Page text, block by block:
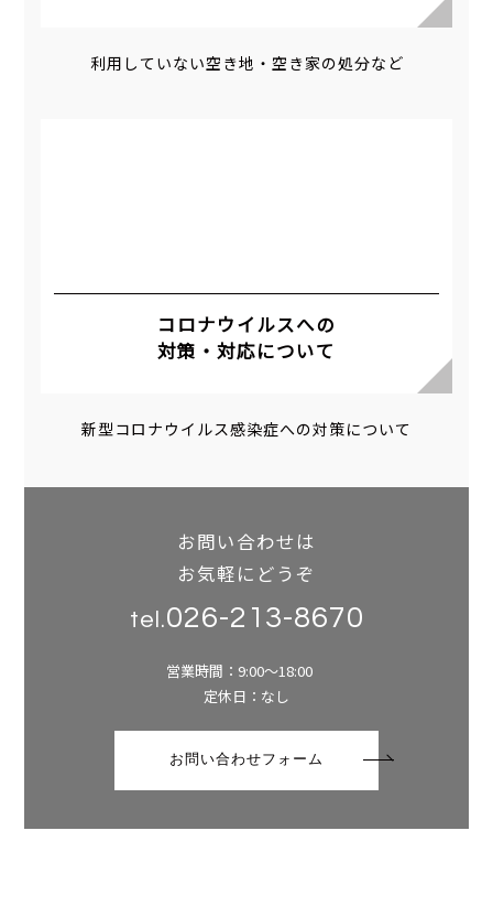
利用していない空き地・空き家の処分など
コロナウイルスへの
対策・対応について
新型コロナウイルス感染症への対策について
お問い合わせは
お気軽にどうぞ
tel.026-213-8670
営業時間：9:00～18:00
定休日：なし
お問い合わせフォーム